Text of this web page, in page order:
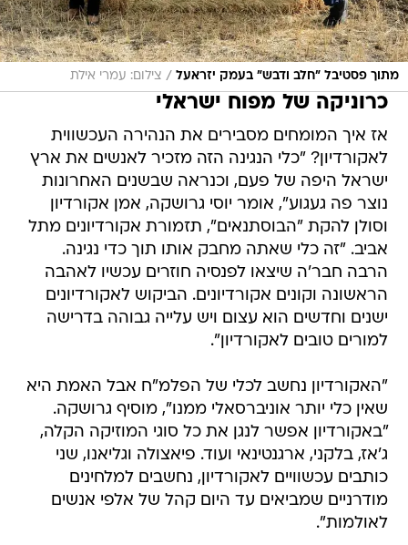
מתוך פסטיבל "חלב ודבש" בעמק יזראעל / צילום: עמרי אילת
כרוניקה של מפוח ישראלי
אז איך המומחים מסבירים את הנהירה העכשווית
לאקורדיון? "כלי הנגינה הזה מזכיר לאנשים את ארץ
ישראל היפה של פעם, וכנראה שבשנים האחרונות
נוצר פה געגוע", אומר יוסי גרושקה, אמן אקורדיון
וסולן להקת "הבוסתנאים", תזמורת אקורדיונים מתל
אביב. "זה כלי שאתה מחבק אותו תוך כדי נגינה.
הרבה חבר'ה שיצאו לפנסיה חוזרים עכשיו לאהבה
הראשונה וקונים אקורדיונים. הביקוש לאקורדיונים
ישנים וחדשים הוא עצום ויש עלייה גבוהה בדרישה
למורים טובים לאקורדיון".
"האקורדיון נחשב לכלי של הפלמ"ח אבל האמת היא
שאין כלי יותר אוניברסאלי ממנו", מוסיף גרושקה.
"באקורדיון אפשר לנגן את כל סוגי המוזיקה הקלה,
ג'אז, בלקני, ארגנטינאי ועוד. פיאצולה וגליאנו, שני
כותבים עכשוויים לאקורדיון, נחשבים למלחינים
מודרניים שמביאים עד היום קהל של אלפי אנשים
לאולמות".